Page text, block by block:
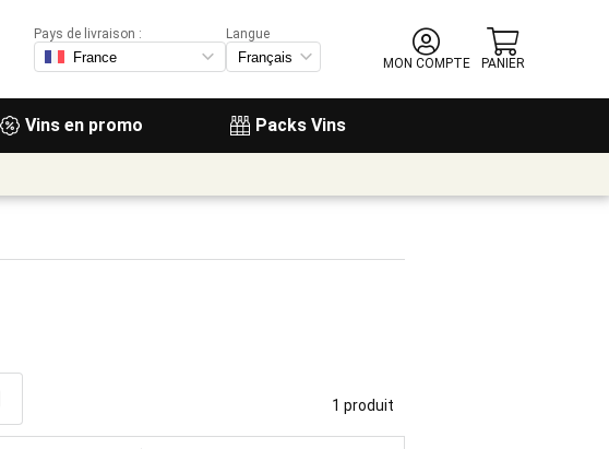
Vins en promo Packs Vins
Pays de livraison :
Langue
MON COMPTE
PANIER
1 produit